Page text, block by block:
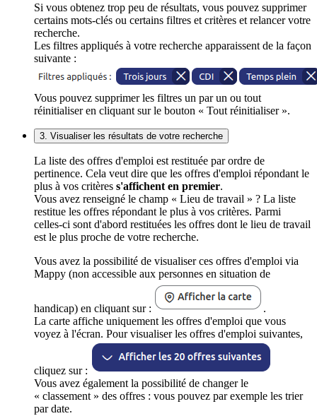
Si vous obtenez trop peu de résultats, vous pouvez supprimer
certains mots-clés ou certains filtres et critères et relancer votre
recherche.
Les filtres appliqués à votre recherche apparaissent de la façon
suivante :
Vous pouvez supprimer les filtres un par un ou tout
réinitialiser en cliquant sur le bouton « Tout réinitialiser ».
3. Visualiser les résultats de votre recherche
La liste des offres d'emploi est restituée par ordre de
pertinence. Cela veut dire que les offres d'emploi répondant le
plus à vos critères s'affichent en premier.
Vous avez renseigné le champ « Lieu de travail » ? La liste
restitue les offres répondant le plus à vos critères. Parmi
celles-ci sont d'abord restituées les offres dont le lieu de travail
est le plus proche de votre recherche.
Vous avez la possibilité de visualiser ces offres d'emploi via
Mappy (non accessible aux personnes en situation de
handicap) en cliquant sur :
.
La carte affiche uniquement les offres d'emploi que vous
voyez à l'écran. Pour visualiser les offres d'emploi suivantes,
cliquez sur :
Vous avez également la possibilité de changer le
« classement » des offres : vous pouvez par exemple les trier
par date.